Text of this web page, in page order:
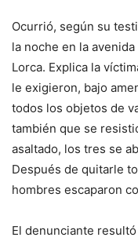
Ocurrió, según su
la noche en la
Lorca. Explica la
le exigieron, bajo
todos los objetos de
también que se
asaltado, los tres se
Después de quitarle
hombres escaparon
El denunciante